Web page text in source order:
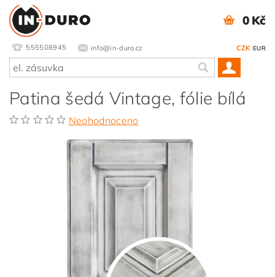
555508945 info@in-duro.cz CZK EUR
0 Kč
Patina šedá Vintage, fólie bílá
Neohodnoceno